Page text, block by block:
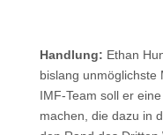
Handlung: Ethan
bislang unmöglichste
IMF-Team soll er
machen, die dazu in